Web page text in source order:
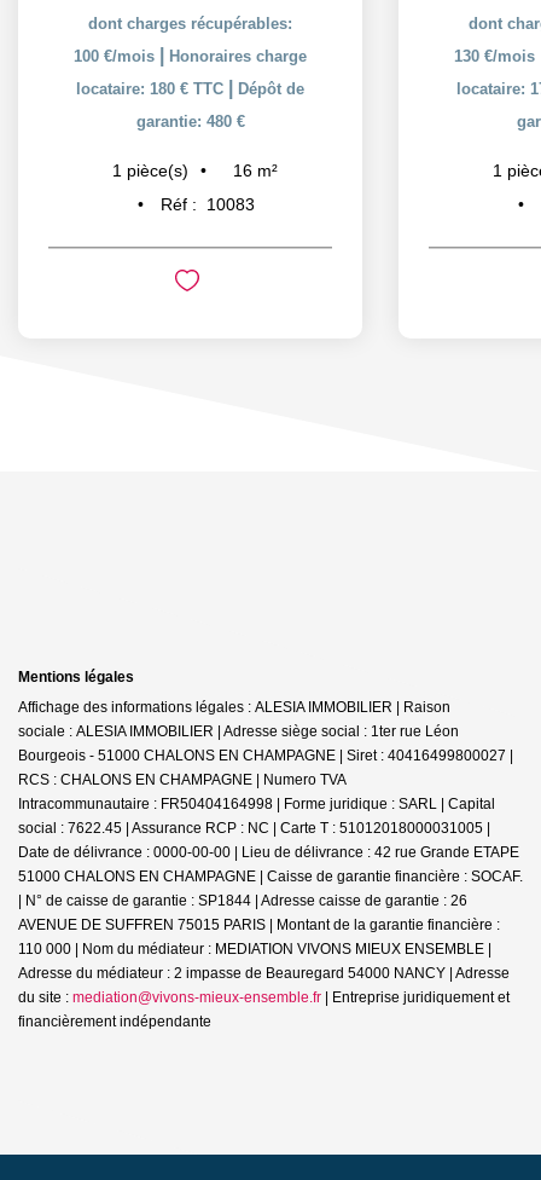
dont charges récupérables:
100 €/mois
Honoraires charge
locataire: 180 € TTC
Dépôt de
garantie: 480 €
1 pièce(s) 16 m²
Réf :
10083
dont
130 €/mois
locataire:
1
Mentions légales
Affichage des informations légales : ALESIA IMMOBILIER | Raison
sociale : ALESIA IMMOBILIER | Adresse siège social : 1ter rue Léon
Bourgeois - 51000 CHALONS EN CHAMPAGNE | Siret : 40416499800027 |
RCS : CHALONS EN CHAMPAGNE | Numero TVA
Intracommunautaire : FR50404164998 | Forme juridique : SARL | Capital
social : 7622.45 | Assurance RCP : NC | Carte T : 51012018000031005 |
Date de délivrance : 0000-00-00 | Lieu de délivrance : 42 rue Grande ETAPE
51000 CHALONS EN CHAMPAGNE | Caisse de garantie financière : SOCAF.
| N° de caisse de garantie : SP1844 | Adresse caisse de garantie : 26
AVENUE DE SUFFREN 75015 PARIS | Montant de la garantie financière :
110 000 | Nom du médiateur : MEDIATION VIVONS MIEUX ENSEMBLE |
Adresse du médiateur : 2 impasse de Beauregard 54000 NANCY | Adresse
du site : mediation@vivons-mieux-ensemble.fr | Entreprise juridiquement et
financièrement indépendante